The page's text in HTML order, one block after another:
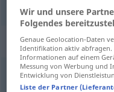
zahllos
Wir und unsere
Folgendes
Genaue Geolocation-Daten
Identifikation aktiv
Informationen auf einem
Messung von Werbung und
Entwicklung von
Liste der Partner